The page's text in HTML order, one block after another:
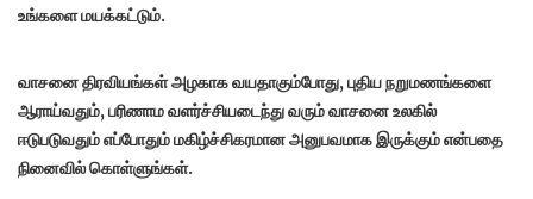
உங்களை மயக்கட்டும்.
வாசனை திரவியங்கள் அழகாக வயதாகும்போது, ​​புதிய நறுமணங்களை
ஆராய்வதும், பரிணாம வளர்ச்சியடைந்து வரும் வாசனை உலகில்
ஈடுபடுவதும் எப்போதும் மகிழ்ச்சிகரமான அனுபவமாக இருக்கும் என்பதை
நினைவில் கொள்ளுங்கள்.